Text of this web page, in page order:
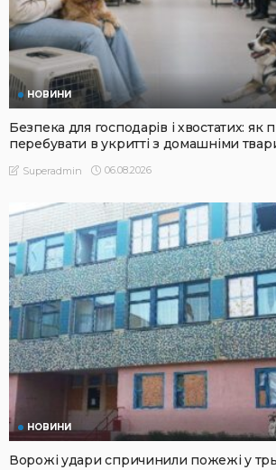
НОВИНИ
Безпека для господарів і хвостатих: як
перебувати в укритті з домашніми
Superadmin 06.08.2026
НОВИНИ
Ворожі удари спричинили пожежі у